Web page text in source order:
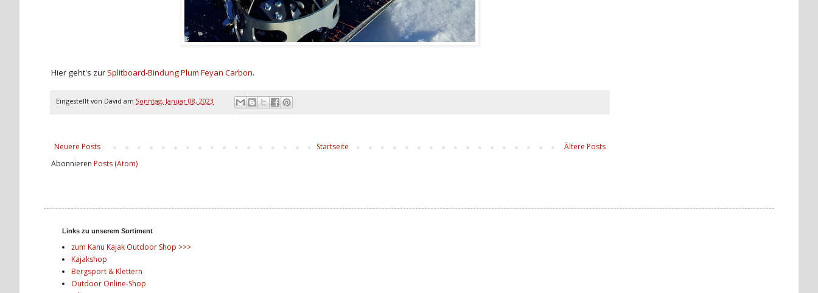
Hier geht's zur Splitboard-Bindung Plum Feyan Carbon.
Eingestellt von David am Sonntag, Januar 08, 2023
Neuere Posts Ältere Posts
Startseite
Abonnieren Posts (Atom)
Links zu unserem Sortiment
zum Kanu Kajak Outdoor Shop >>>
Kajakshop
Bergsport & Klettern
Outdoor Online-Shop